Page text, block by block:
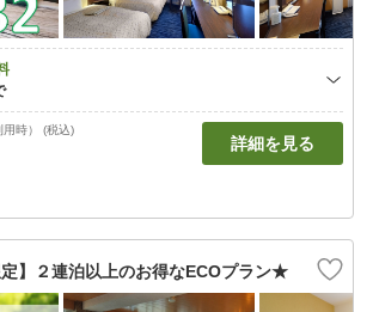
時） (税込)
詳細を見る
定】２連泊以上のお得なECOプラン★